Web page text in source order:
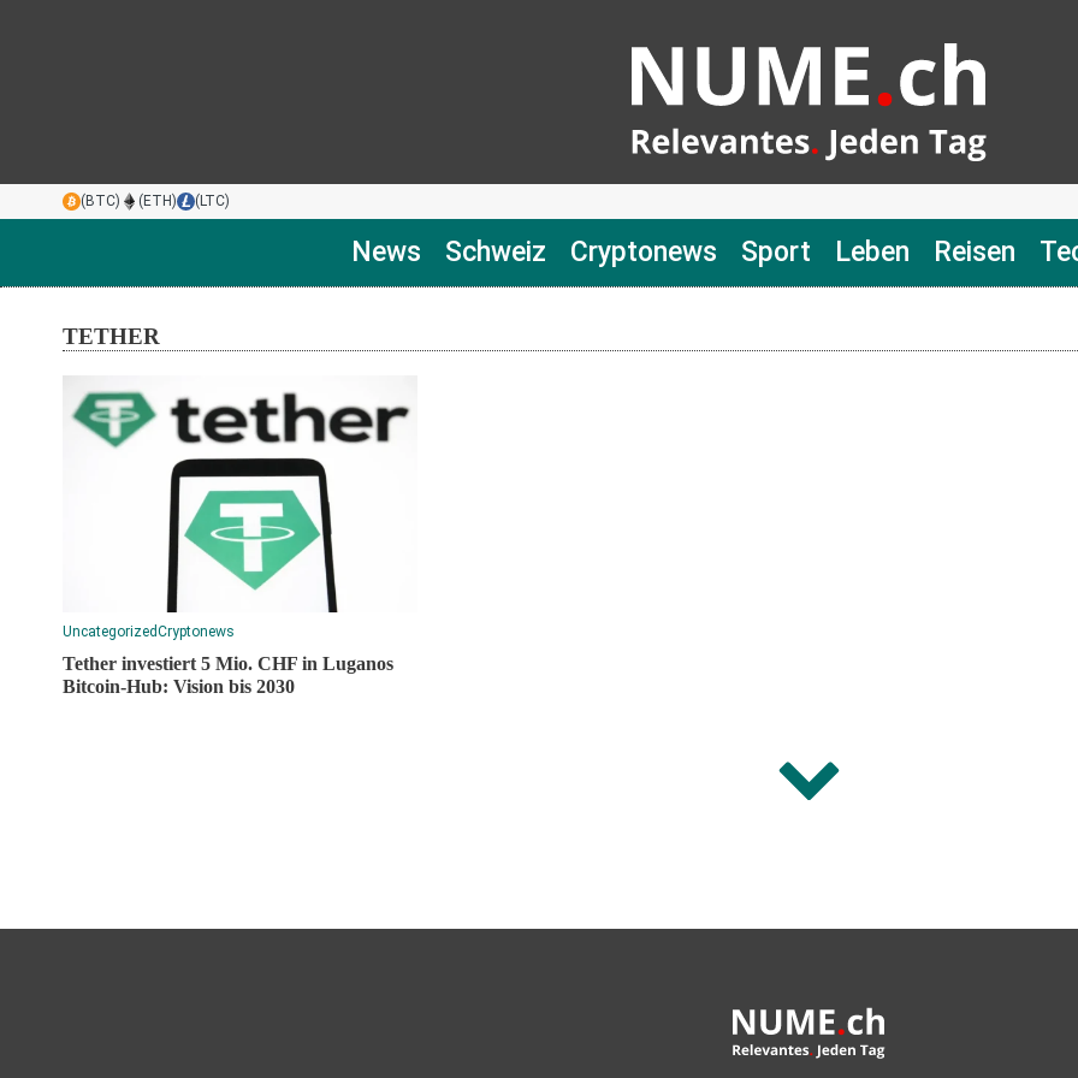
(BTC) (ETH) (LTC)
News Schweiz Cryptonews Sport Leben Reisen
TETHER
UncategorizedCryptonews
Tether investiert 5 Mio. CHF in Luganos
Bitcoin-Hub: Vision bis 2030